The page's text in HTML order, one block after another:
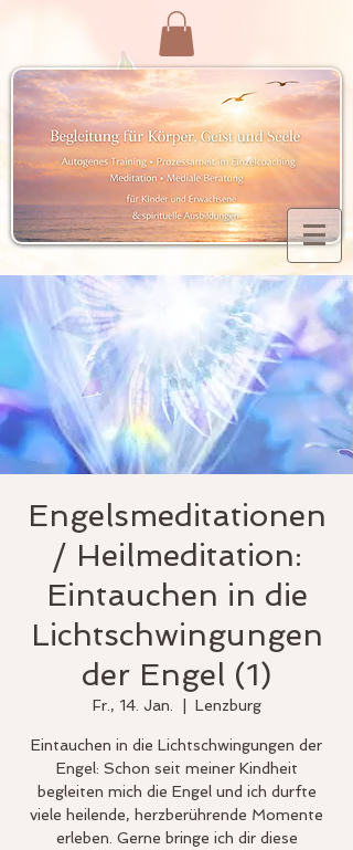
Engelsmeditationen
/ Heilmeditation:
Eintauchen in die
Lichtschwingungen
der Engel (1)
Fr., 14. Jan. Lenzburg
Eintauchen in die Lichtschwingungen der
Engel: Schon seit meiner Kindheit
begleiten mich die Engel und ich durfte
viele heilende, herzberührende Momente
erleben. Gerne bringe ich dir diese